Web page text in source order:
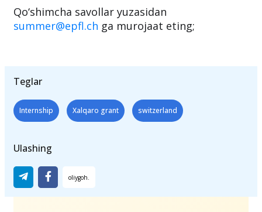
Qo‘shimcha savollar yuzasidan
summer@epfl.ch ga murojaat eting;
Teglar
Internship Xalqaro grant switzerland
Ulashing